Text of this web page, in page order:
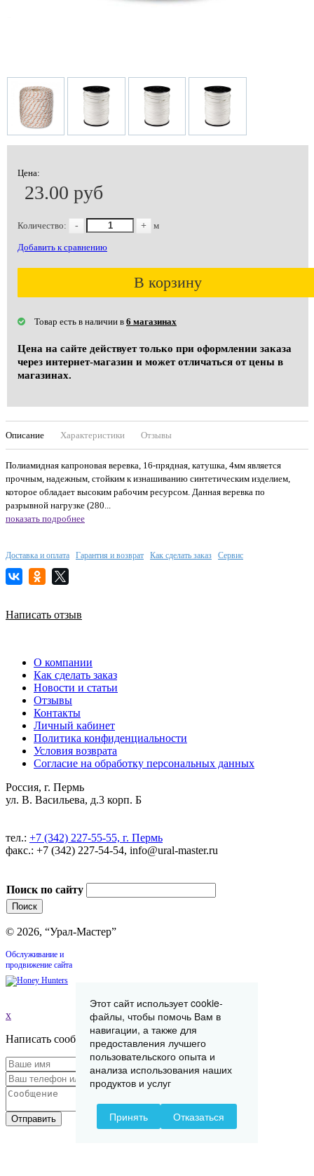
Цена:
23.00 руб
Количество: - + м
Добавить к сравнению
В корзину
Товар есть в наличии в 6 магазинах
Цена на сайте действует только при оформлении заказа
через интернет-магазин и может отличаться от цены в
магазинах.
Описание Характеристики Отзывы
Полиамидная капроновая веревка, 16-прядная, катушка, 4мм является
прочным, надежным, стойким к изнашиванию синтетическим изделием,
которое обладает высоким рабочим ресурсом. Данная веревка по
разрывной нагрузке (280...
показать подробнее
Доставка и оплата Гарантия и возврат Как сделать заказ Сервис
Написать отзыв
О компании
Как сделать заказ
Новости и статьи
Отзывы
Контакты
Личный кабинет
Политика конфиденциальности
Условия возврата
Согласие на обработку персональных данных
Россия, г. Пермь
ул. В. Васильева, д.3 корп. Б
тел.: +7 (342) 227-55-55, г. Пермь
факс.: +7 (342) 227-54-54, info@ural-master.ru
Поиск по сайту
© 2026, “Урал-Мастер”
Обслуживание и
продвижение сайта
x
Написать сообщение
Отправить
Этот сайт использует cookie-
файлы, чтобы помочь Вам в
навигации, а также для
предоставления лучшего
пользовательского опыта и
анализа использования наших
продуктов и услуг
Принять Отказаться